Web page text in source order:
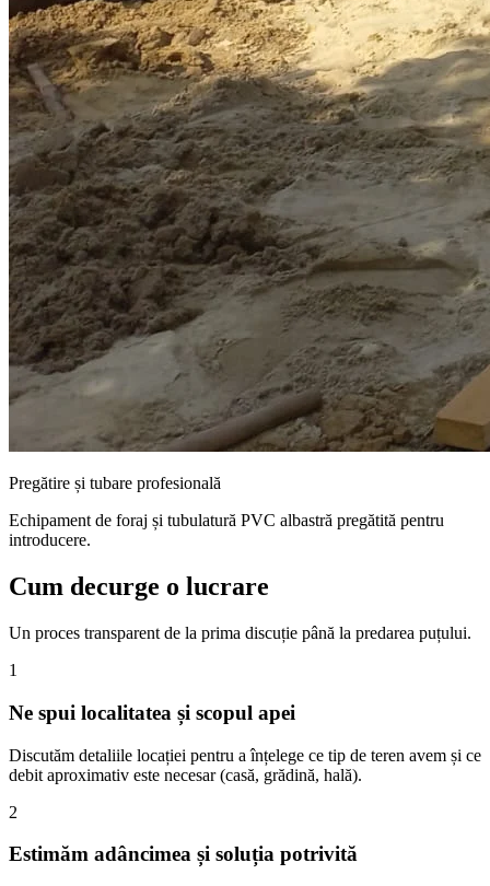
Pregătire și tubare profesională
Echipament de foraj și tubulatură PVC albastră pregătită pentru
introducere.
Cum decurge o lucrare
Un proces transparent de la prima discuție până la predarea puțului.
1
Ne spui localitatea și scopul apei
Discutăm detaliile locației pentru a înțelege ce tip de teren avem și ce
debit aproximativ este necesar (casă, grădină, hală).
2
Estimăm adâncimea și soluția potrivită